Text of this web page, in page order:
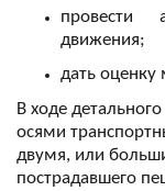
провести
движения;
В ходе
осями
двумя, или
пострадавшего